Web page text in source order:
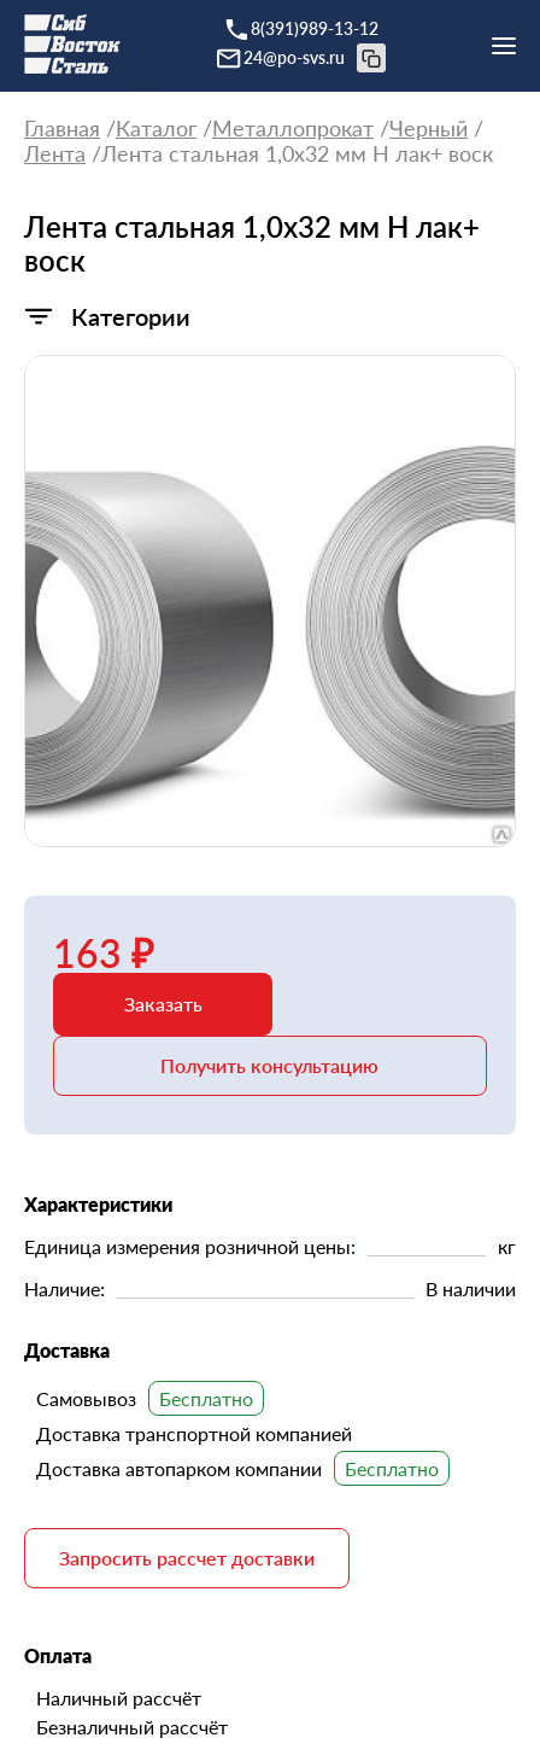
8(391)989-13-12
24@po-svs.ru
Главная Каталог Металлопрокат
Черный
Лента
Лента стальная 1,0х32 мм Н лак+ воск
Лента стальная 1,0х32 мм Н лак+
воск
Категории
163 ₽
Заказать
Получить консультацию
Характеристики
Единица измерения розничной цены:
кг
Наличие:
В наличии
Доставка
Самовывоз
Доставка транспортной компанией
Доставка автопарком компании
Запросить рассчет доставки
Оплата
Наличный рассчёт
Безналичный рассчёт